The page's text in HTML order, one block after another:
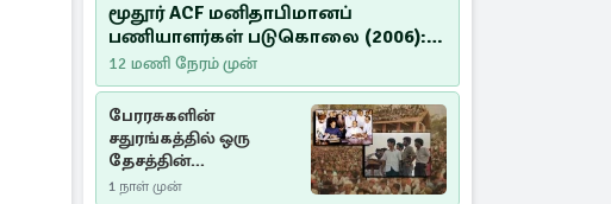
மூதூர் ACF மனிதாபிமானப்
பணியாளர்கள் படுகொலை (2006):
20 ஆண்டுகளாகியும் நீதி
மறுக்கப்பட்ட மனிதாபிமானப்
பேரவலம்
12 மணி நேரம் முன்
பேரரசுகளின்
சதுரங்கத்தில் ஒரு
தேசத்தின்
தீர்க்கதரிசனம் :
1 நாள் முன்